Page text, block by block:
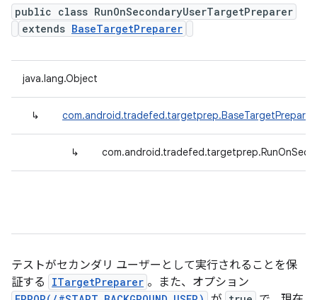
public class RunOnSecondaryUserTargetPreparer
extends BaseTargetPreparer
java.lang.Object
↳ com.android.tradefed.targetprep.BaseTargetPreparer
↳
テストがセカンダリ ユーザーとして実行されることを保
証する
ITargetPreparer 。また、オプション